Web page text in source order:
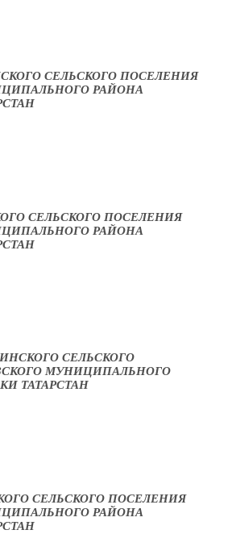
СЕЛЬСКОГО ПОСЕЛЕНИЯ
РАЙОНА
СЕЛЬСКОГО ПОСЕЛЕНИЯ
РАЙОНА
СЕЛЬСКОГО
МУНИЦИПАЛЬНОГО
ТАТАРСТАН
СЕЛЬСКОГО ПОСЕЛЕНИЯ
РАЙОНА